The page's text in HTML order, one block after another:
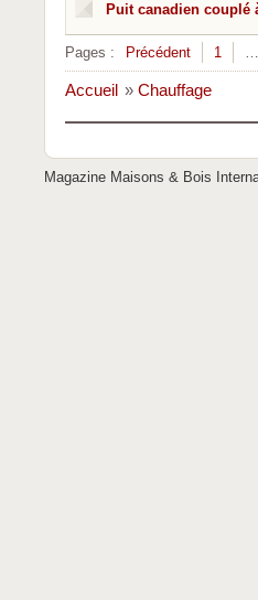
Puit canadien couplé
Pages : Précédent 1 …
Accueil » Chauffage
Magazine Maisons & Bois